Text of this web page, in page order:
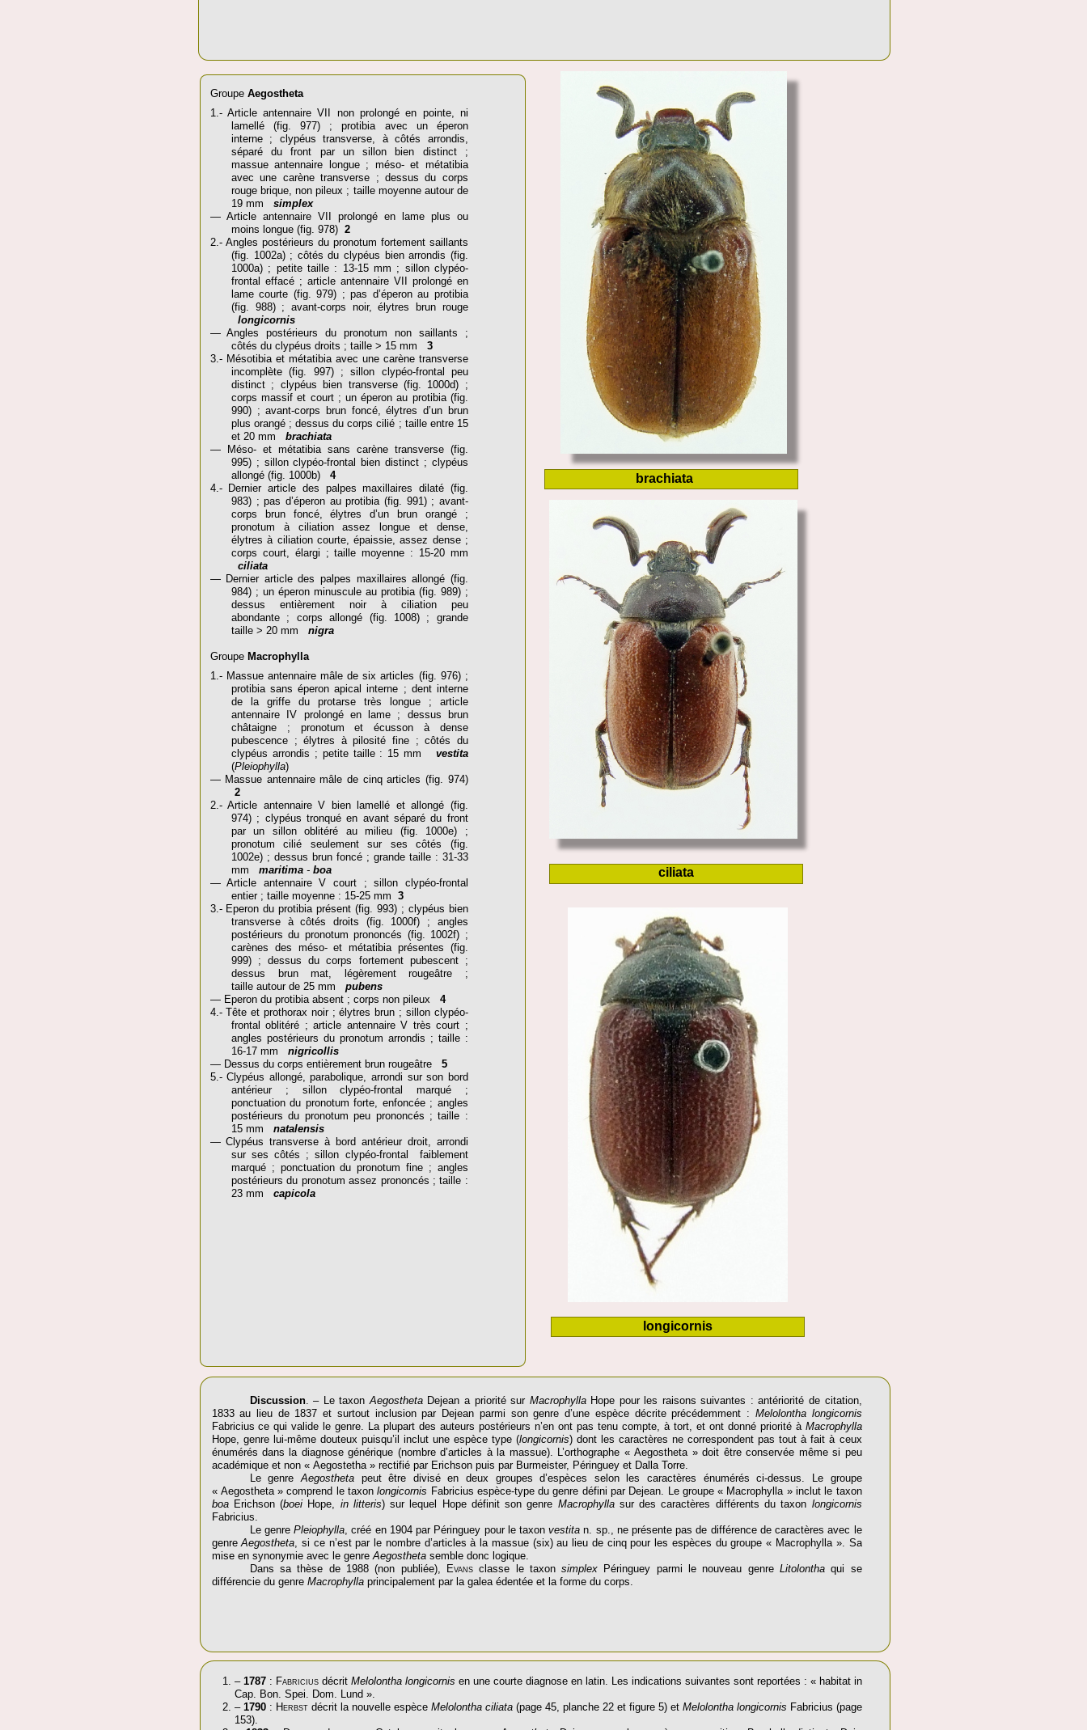
Groupe Aegostheta
1.- Article antennaire VII non prolongé en pointe, ni
lamellé (fig. 977) ; protibia avec un éperon
interne ; clypéus transverse, à côtés arrondis,
séparé du front par un sillon bien distinct ;
massue antennaire longue ; méso- et métatibia
avec une carène transverse ; dessus du corps
rouge brique, non pileux ; taille moyenne autour de
19 mm simplex
— Article antennaire VII prolongé en lame plus ou
moins longue (fig. 978) 2
2.- Angles postérieurs du pronotum fortement saillants
(fig. 1002a) ; côtés du clypéus bien arrondis (fig.
1000a) ; petite taille : 13-15 mm ; sillon clypéo-
frontal effacé ; article antennaire VII prolongé en
lame courte (fig. 979) ; pas d’éperon au protibia
(fig. 988) ; avant-corps noir, élytres brun rouge
longicornis
— Angles postérieurs du pronotum non saillants ;
côtés du clypéus droits ; taille > 15 mm 3
3.- Mésotibia et métatibia avec une carène transverse
incomplète (fig. 997) ; sillon clypéo-frontal peu
distinct ; clypéus bien transverse (fig. 1000d) ;
corps massif et court ; un éperon au protibia (fig.
990) ; avant-corps brun foncé, élytres d’un brun
plus orangé ; dessus du corps cilié ; taille entre 15
et 20 mm brachiata
— Méso- et métatibia sans carène transverse (fig.
995) ; sillon clypéo-frontal bien distinct ; clypéus
allongé (fig. 1000b) 4
4.- Dernier article des palpes maxillaires dilaté (fig.
983) ; pas d’éperon au protibia (fig. 991) ; avant-
corps brun foncé, élytres d’un brun orangé ;
pronotum à ciliation assez longue et dense,
élytres à ciliation courte, épaissie, assez dense ;
corps court, élargi ; taille moyenne : 15-20 mm
ciliata
— Dernier article des palpes maxillaires allongé (fig.
984) ; un éperon minuscule au protibia (fig. 989) ;
dessus entièrement noir à ciliation peu
abondante ; corps allongé (fig. 1008) ; grande
taille > 20 mm nigra
Groupe Macrophylla
1.- Massue antennaire mâle de six articles (fig. 976) ;
protibia sans éperon apical interne ; dent interne
de la griffe du protarse très longue ; article
antennaire IV prolongé en lame ; dessus brun
châtaigne ; pronotum et écusson à dense
pubescence ; élytres à pilosité fine ; côtés du
clypéus arrondis ; petite taille : 15 mm vestita
(Pleiophylla)
— Massue antennaire mâle de cinq articles (fig. 974)
2
2.- Article antennaire V bien lamellé et allongé (fig.
974) ; clypéus tronqué en avant séparé du front
par un sillon oblitéré au milieu (fig. 1000e) ;
pronotum cilié seulement sur ses côtés (fig.
1002e) ; dessus brun foncé ; grande taille : 31-33
mm maritima - boa
— Article antennaire V court ; sillon clypéo-frontal
entier ; taille moyenne : 15-25 mm 3
3.- Eperon du protibia présent (fig. 993) ; clypéus bien
transverse à côtés droits (fig. 1000f) ; angles
postérieurs du pronotum prononcés (fig. 1002f) ;
carènes des méso- et métatibia présentes (fig.
999) ; dessus du corps fortement pubescent ;
dessus brun mat, légèrement rougeâtre ;
taille autour de 25 mm pubens
— Eperon du protibia absent ; corps non pileux 4
4.- Tête et prothorax noir ; élytres brun ; sillon clypéo-
frontal oblitéré ; article antennaire V très court ;
angles postérieurs du pronotum arrondis ; taille :
16-17 mm nigricollis
— Dessus du corps entièrement brun rougeâtre 5
5.- Clypéus allongé, parabolique, arrondi sur son bord
antérieur ; sillon clypéo-frontal marqué ;
ponctuation du pronotum forte, enfoncée ; angles
postérieurs du pronotum peu prononcés ; taille :
15 mm natalensis
— Clypéus transverse à bord antérieur droit, arrondi
sur ses côtés ; sillon clypéo-frontal faiblement
marqué ; ponctuation du pronotum fine ; angles
postérieurs du pronotum assez prononcés ; taille :
23 mm capicola
Discussion. – Le taxonAegosthetaDejean a priorité sur MacrophyllaHope pour les raisons suivantes : antériorité de citation,
1833 au lieu de 1837 et surtout inclusion par Dejean parmi son genre d’une espèce décrite précédemment : Melolontha longicornis
Fabricius ce qui valide le genre. La plupart des auteurs postérieurs n’en ont pas tenu compte, à tort, et ont donné priorité à Macrophylla
Hope, genre lui-même douteux puisqu’il inclut une espèce type (longicornis) dont les caractères ne correspondent pas tout à fait à ceux
énumérés dans la diagnose générique (nombre d’articles à la massue). L’orthographe « Aegostheta » doit être conservée même si peu
académique et non « Aegostetha » rectifié par Erichson puis par Burmeister, Péringuey et Dalla Torre.
Le genreAegostheta peut être divisé en deux groupes d’espèces selon les caractères énumérés ci-dessus. Le groupe
« Aegostheta » comprend le taxonlongicornis Fabricius espèce-type du genre défini par Dejean. Le groupe « Macrophylla » inclut le taxon
boaErichson (boei Hope, in litteris) sur lequel Hope définit son genre Macrophyllasur des caractères différents du taxon longicornis
Fabricius.
Le genrePleiophylla, créé en 1904 par Péringuey pour le taxonvestita n. sp., ne présente pas de différence de caractères avec le
genreAegostheta, si ce n’est par le nombre d’articles à la massue (six) au lieu de cinq pour les espèces du groupe « Macrophylla ». Sa
mise en synonymie avec le genreAegosthetasemble donc logique.
Dans sa thèse de 1988 (non publiée),
Evansclasse le taxonsimplex Péringuey parmi le nouveau genre Litolonthaqui se
différencie du genre Macrophyllaprincipalement par la galea édentée et la forme du corps.
– 1787: Fabriciusdécrit Melolontha longicornis en une courte diagnose en latin. Les indications suivantes sont reportées : « habitat in
Cap. Bon. Spei. Dom. Lund ».
– 1790: Herbstdécrit la nouvelle espèce Melolontha ciliata(page 45, planche 22 et figure 5) et Melolontha longicornis Fabricius (page
153).
brachiata
ciliata
longicornis